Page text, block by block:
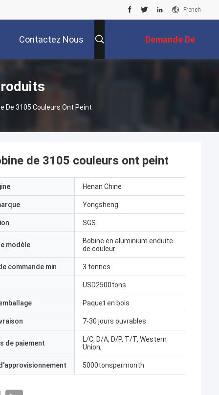
French
Contactez Nous Demande De
Soumission
De 3105 Couleurs Ont Peint
de 3105 couleurs ont peint
Henan Chine
Yongsheng
SGS
modèle
Bobine en aluminium enduite
de couleur
commande min 3 tonnes
USD2500tons
Paquet en bois
7-30 jours ouvrables
de paiement
L/C, D/A, D/P, T/T, Western
Union,
5000tonspermonth